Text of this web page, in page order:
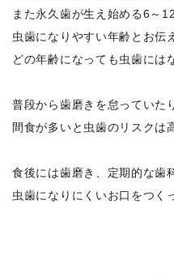
また永久歯が生え始める6～
虫歯になりやすい年齢とお伝
どの年齢になっても虫歯には
普段から歯磨きを怠っていた
間食が多いと虫歯のリスクは
食後には歯磨き、定期的な歯
虫歯になりにくいお口をつく